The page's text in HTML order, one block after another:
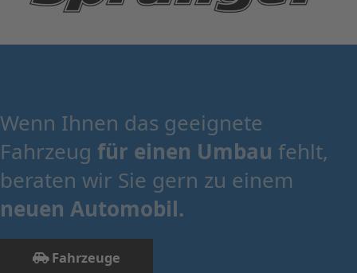
Wenn Ihnen das geeignete
Fahrzeug für einen Umbau fehlt,
beraten wir Sie gern zu einem
neuen Automobil.
Fahrzeuge